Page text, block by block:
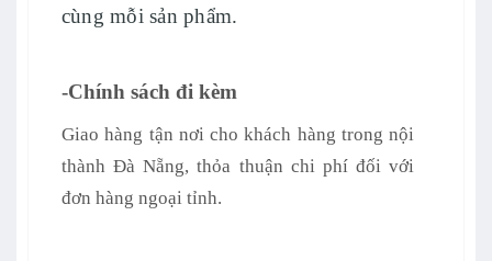
cùng mỗi sản phẩm.
-Chính sách đi kèm
Giao hàng tận nơi cho khách hàng trong nội
thành Đà Nẵng, thỏa thuận chi phí đối với
đơn hàng ngoại tỉnh.